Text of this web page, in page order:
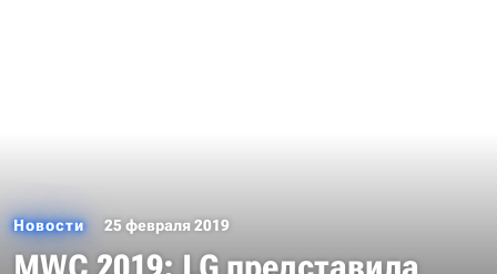
Новости 25 февраля 2019